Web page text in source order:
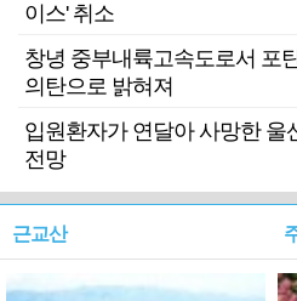
이스' 취소
창녕 중부내륙고속도로서 포
의탄으로 밝혀져
입원환자가 연달아 사망한 울
전망
근교산